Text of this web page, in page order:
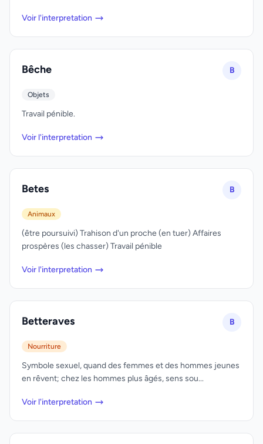
Voir l'interpretation
Bêche B
Objets
Travail pénible.
Voir l'interpretation
Betes B
Animaux
(être poursuivi) Trahison d'un proche (en tuer) Affaires
prospères (les chasser) Travail pénible
Voir l'interpretation
Betteraves B
Nourriture
Symbole sexuel, quand des femmes et des hommes jeunes
en rêvent; chez les hommes plus âgés, sens sou...
Voir l'interpretation